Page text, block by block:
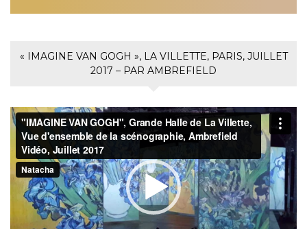
« IMAGINE VAN GOGH », LA VILLETTE, PARIS, JUILLET
2017 – PAR AMBREFIELD
Lecteur
vidéo